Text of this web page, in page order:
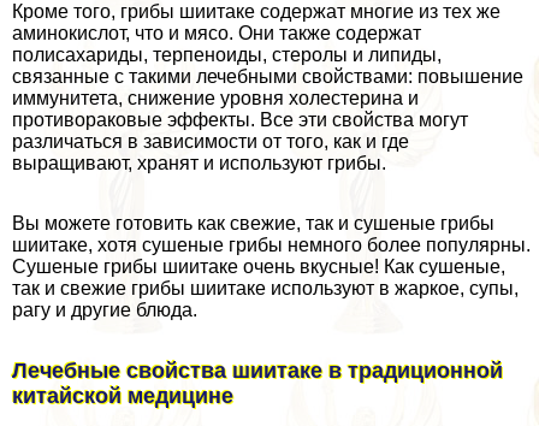
Кроме того, грибы шиитаке содержат многие из тех же
аминокислот, что и мясо. Они также содержат
полисахариды, терпеноиды, стеролы и липиды,
связанные с такими лечебными свойствами: повышение
иммунитета, снижение уровня холестерина и
противоpaковые эффекты. Все эти свойства могут
различаться в зависимости от того, как и где
выращивают, хранят и используют грибы.
Вы можете готовить как свежие, так и сушеные грибы
шиитаке, хотя сушеные грибы немного более популярны.
Сушеные грибы шиитаке очень вкусные! Как сушеные,
так и свежие грибы шиитаке используют в жаркое, супы,
рагу и другие блюда.
Лечебные свойства шиитаке в традиционной
китайской медицине